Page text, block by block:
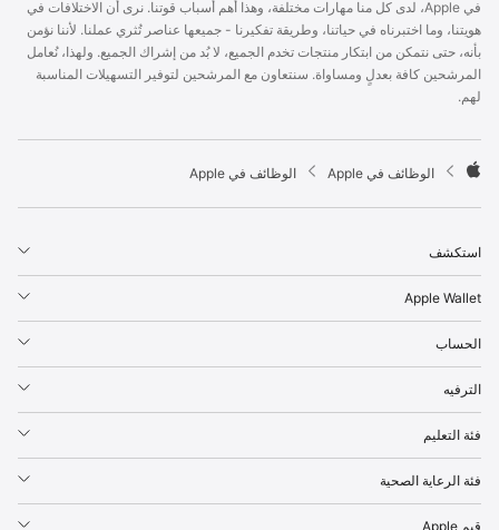
p
p
l
e
F
o
t
r
في Apple، لدى كل منا مهارات مختلفة، وهذا أهم أسباب قوتنا. نرى أن الاختلافات في
هويتنا، وما اختبرناه في حياتنا، وطريقة تفكيرنا - جميعها عناصر تُثري عملنا. لأننا نؤمن
بأنه، حتى نتمكن من ابتكار منتجات تخدم الجميع، لا بُد من إشراك الجميع. ولهذا، نُعامل
المرشحين كافة بعدلٍ ومساواة. سنتعاون مع المرشحين لتوفير التسهيلات المناسبة
لهم.

p
l
e
الوظائف في Apple الوظائف في Apple
استكشف
Apple Wallet
الحساب
الترفيه
فئة التعليم
فئة الرعاية الصحية
قيم Apple